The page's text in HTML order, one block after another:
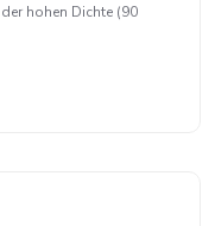
hohen Dichte (90